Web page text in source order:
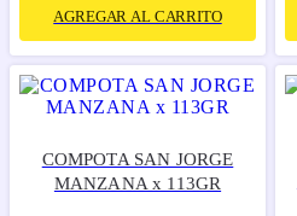
AGREGAR AL CARRITO
COMPOTA SAN JORGE
MANZANA x 113GR